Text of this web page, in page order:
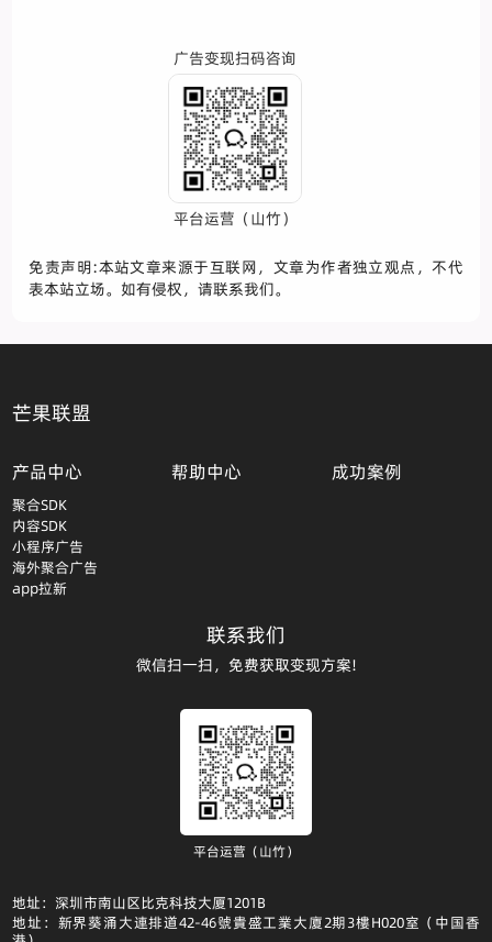
广告变现扫码咨询
平台运营（山竹）
免责声明:本站文章来源于互联网，文章为作者独立观点，不代
表本站立场。如有侵权，请联系我们。
芒果联盟
产品中心
聚合SDK
内容SDK
小程序广告
海外聚合广告
app拉新
帮助中心 成功案例
联系我们
微信扫一扫，免费获取变现方案!
平台运营（山竹）
地址：深圳市南山区比克科技大厦1201B
地址：新界葵涌大連排道42-46號貴盛工業大廈2期3樓H020室（中国香